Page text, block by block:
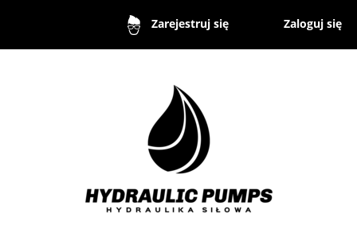
Zarejestruj się Zaloguj się